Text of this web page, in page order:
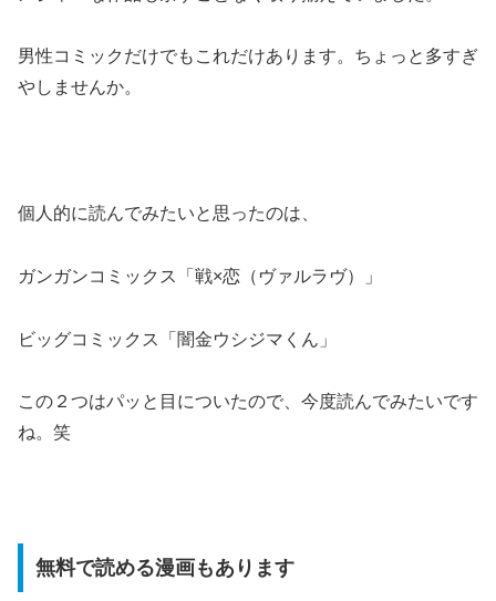
男性コミックだけでもこれだけあります。ちょっと多すぎ
やしませんか。
個人的に読んでみたいと思ったのは、
ガンガンコミックス「戦×恋（ヴァルラヴ）」
ビッグコミックス「闇金ウシジマくん」
この２つはパッと目についたので、今度読んでみたいです
ね。笑
無料で読める漫画もあります